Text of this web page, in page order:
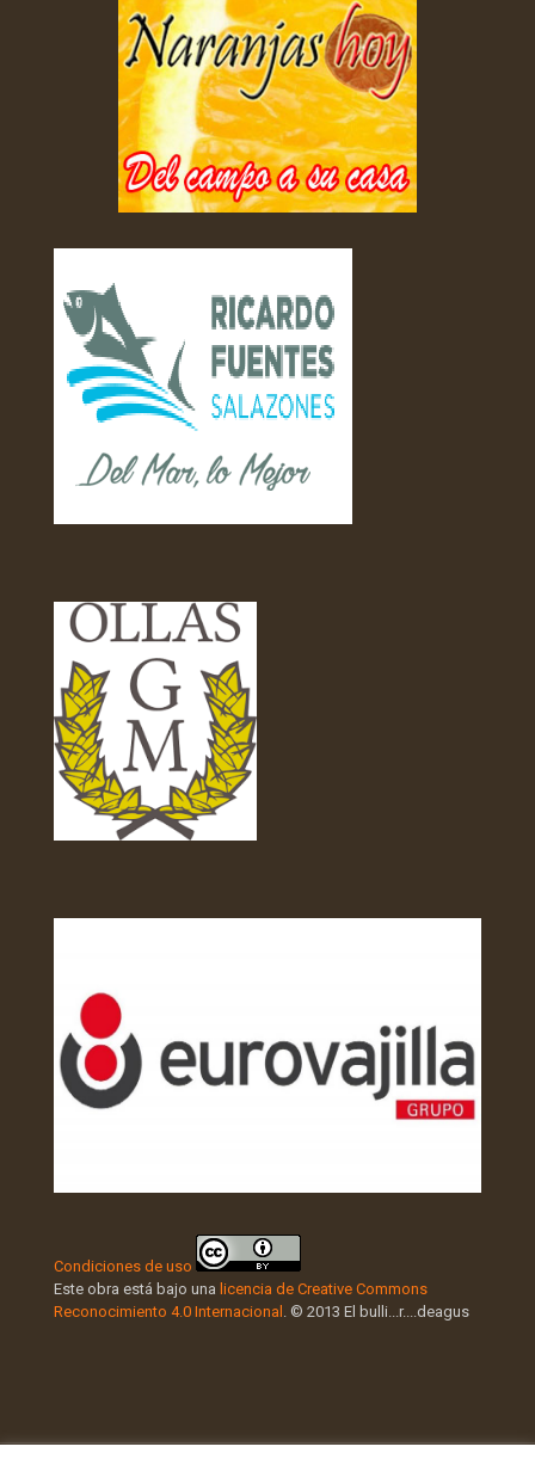
Condiciones de uso
Este obra está bajo una licencia de Creative Commons
Reconocimiento 4.0 Internacional . © 2013 El bulli...r....deagus